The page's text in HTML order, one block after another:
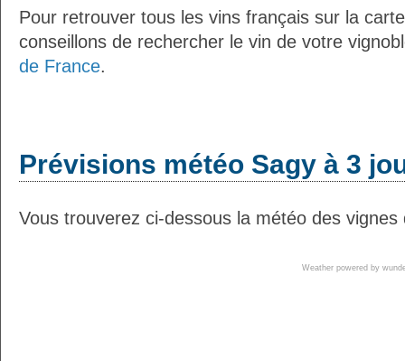
Pour retrouver tous les vins français sur la
conseillons de rechercher le vin de votre
de France.
Prévisions météo Sagy à 3
Vous trouverez ci-dessous la météo des
Weather powered by